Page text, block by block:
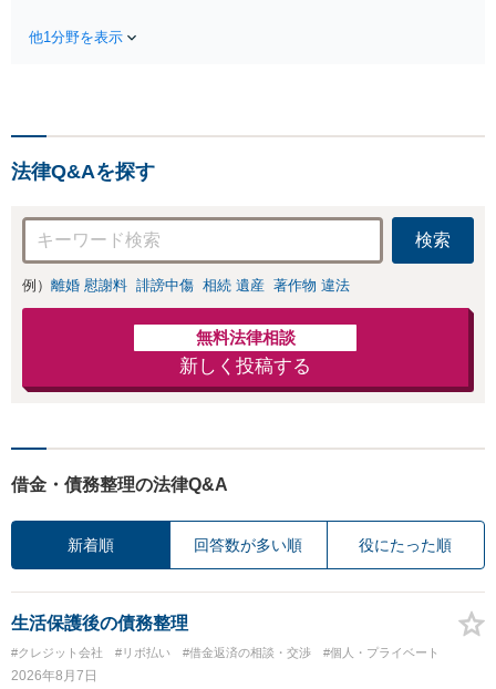
他1分野を表示
法律Q&Aを探す
検索
例） 離婚 慰謝料 誹謗中傷 相続 遺産 著作物 違法
無料法律相談
新しく投稿する
借金・債務整理の法律Q&A
新着順 回答数が多い順 役にたった順
生活保護後の債務整理
#クレジット会社 #リボ払い #借金返済の相談・交渉 #個人・プライベート
2026年8月7日